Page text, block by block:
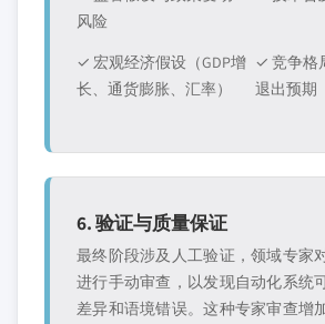
风险
✓ 宏观经济假设（GDP增
长、通货膨胀、汇率）
✓ 竞争格
退出预期
6. 验证与质量保证
最终阶段涉及人工验证，领域专家
进行手动审查，以发现自动化系统
差异和语境错误。这种专家审查增